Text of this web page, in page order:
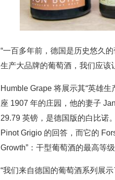
“一百多年前，德国是历史悠久
生产大品牌的葡萄酒，我们应该
Humble Grape 将展示其“英雄
座 1907 年的庄园，他的妻子
29.79 英镑，是德国版的白比诺
Pinot Grigio 的回答，而它的
Growth”：干型葡萄酒的最高等级
“我们来自德国的葡萄酒系列展